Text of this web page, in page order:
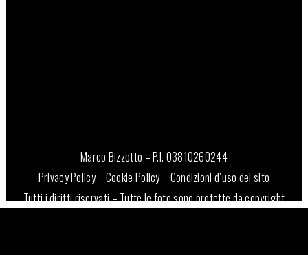
Marco Bizzotto – P.I. 03810260244
Privacy Policy– Cookie Policy– Condizioni d’uso del sito
Tutti i diritti riservati – Tutte le foto sono protette da copyright